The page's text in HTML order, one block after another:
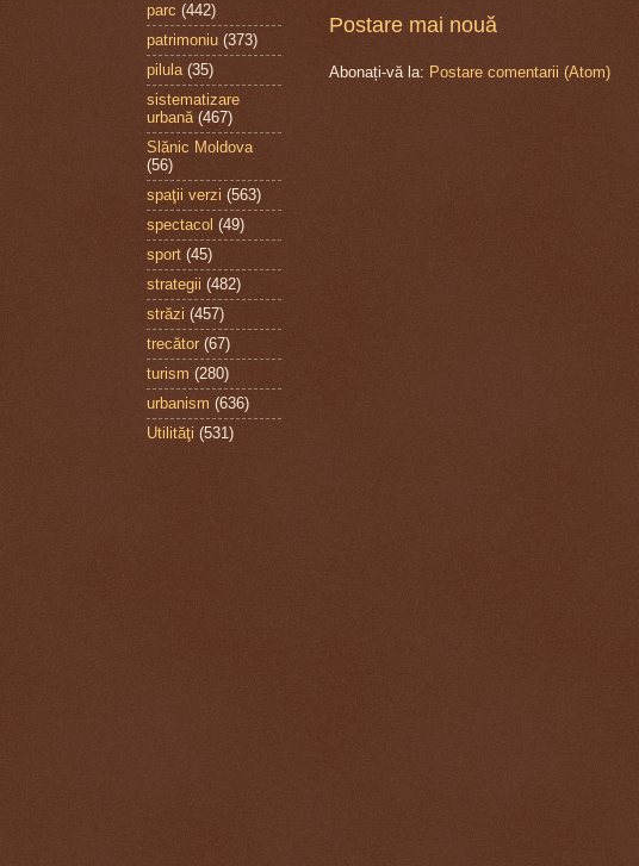
Postare mai nouă
Abonați-vă la: Postare comentarii (Atom)
parc (442)
patrimoniu (373)
pilula (35)
sistematizare
urbană (467)
Slănic Moldova
(56)
spaţii verzi (563)
spectacol (49)
sport (45)
strategii (482)
străzi (457)
trecător (67)
turism (280)
urbanism (636)
Utilităţi (531)